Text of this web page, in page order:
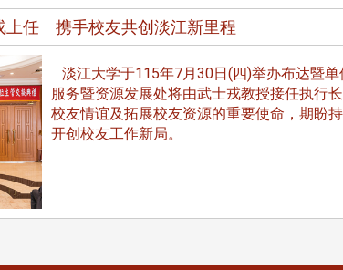
上任 携手校友共创淡江新里程
淡江大学于115年7月30日(四)举办布达暨
服务暨资源发展处将由武士戎教授接任执行
校友情谊及拓展校友资源的重要使命，期盼
开创校友工作新局。
6月6日(六)举办
性健行活动」，在
与副领队吕惠玲学
台中市校友会于115年6月24日
(三)举办拜会台中市政府活动。参
访团由母校战略所所长李大中、
活动 (系
阳探梅漫游 齐聚 【校友来访】香港校友会前